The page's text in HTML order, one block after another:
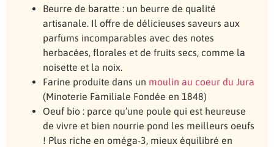
Beurre de baratte : un beurre de qualité
artisanale. Il offre de délicieuses saveurs aux
parfums incomparables avec des notes
herbacées, florales et de fruits secs, comme la
noisette et la noix.
Farine produite dans un moulin au coeur du Jura
(Minoterie Familiale Fondée en 1848)
Oeuf bio : parce qu’une poule qui est heureuse
de vivre et bien nourrie pond les meilleurs oeufs
! Plus riche en oméga-3, mieux équilibré en